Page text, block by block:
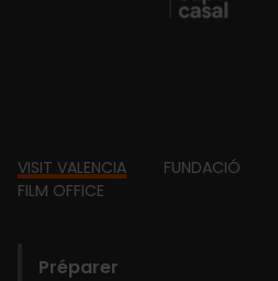
Footer
VISIT VALENCIA FUNDACIÓ
FILM OFFICE
Préparer